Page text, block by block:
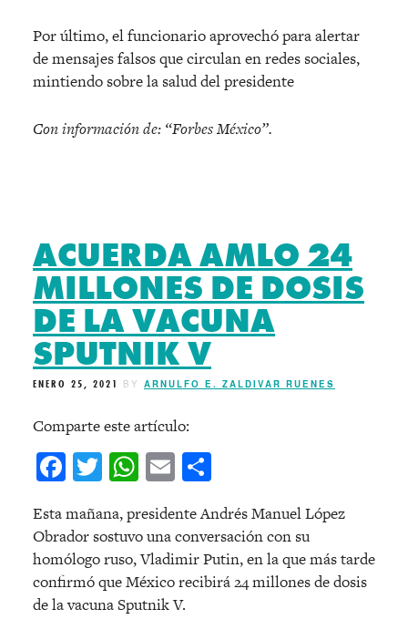
Por último, el funcionario aprovechó para alertar
de mensajes falsos que circulan en redes sociales,
mintiendo sobre la salud del presidente
Con información de: “Forbes México”.
ACUERDA AMLO 24
MILLONES DE DOSIS
DE LA VACUNA
SPUTNIK V
ENERO 25, 2021 BY ARNULFO E. ZALDIVAR RUENES
Comparte este artículo:
Facebook
Twitter
WhatsApp
Email
Esta mañana, presidente Andrés Manuel López
Obrador sostuvo una conversación con su
homólogo ruso, Vladimir Putin, en la que más tarde
confirmó que México recibirá 24 millones de dosis
de la vacuna Sputnik V.